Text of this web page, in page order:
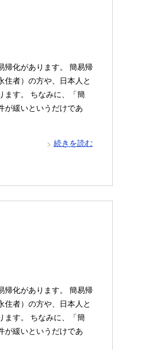
帰化があります。 簡易帰
住者）の方や、日本人と
ます。 ちなみに、「簡
が緩いというだけであ
続きを読む
帰化があります。 簡易帰
住者）の方や、日本人と
ます。 ちなみに、「簡
が緩いというだけであ